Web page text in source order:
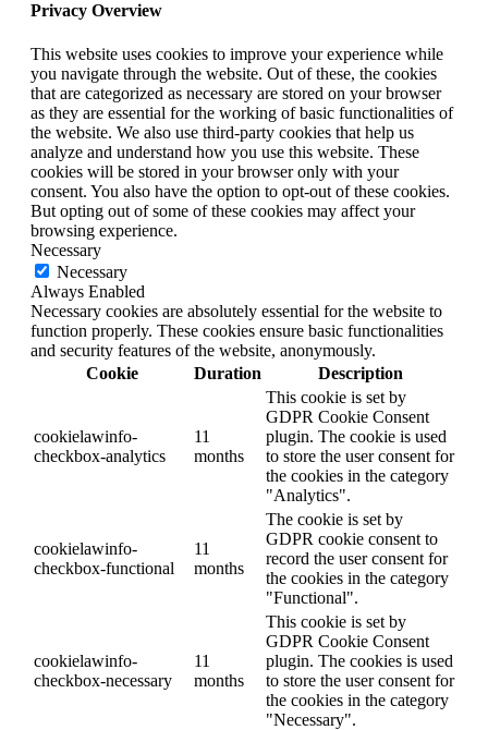
Privacy Overview
This website uses cookies to improve your experience while
you navigate through the website. Out of these, the cookies
that are categorized as necessary are stored on your browser
as they are essential for the working of basic functionalities of
the website. We also use third-party cookies that help us
analyze and understand how you use this website. These
cookies will be stored in your browser only with your
consent. You also have the option to opt-out of these cookies.
But opting out of some of these cookies may affect your
browsing experience.
Necessary
Necessary
Always Enabled
Necessary cookies are absolutely essential for the website to
function properly. These cookies ensure basic functionalities
and security features of the website, anonymously.
Cookie
Duration Description
cookielawinfo-
checkbox-analytics
11
months
This cookie is set by
GDPR Cookie Consent
plugin. The cookie is used
to store the user consent for
the cookies in the category
"Analytics".
cookielawinfo-
checkbox-functional
11
months
The cookie is set by
GDPR cookie consent to
record the user consent for
the cookies in the category
"Functional".
cookielawinfo-
checkbox-necessary
11
months
This cookie is set by
GDPR Cookie Consent
plugin. The cookies is used
to store the user consent for
the cookies in the category
"Necessary".